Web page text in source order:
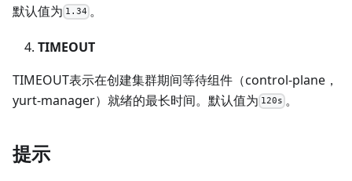
默认值为 1.34 。
TIMEOUT
TIMEOUT表示在创建集群期间等待组件（control-plane，
yurt-manager）就绪的最长时间。默认值为 120s 。
提示